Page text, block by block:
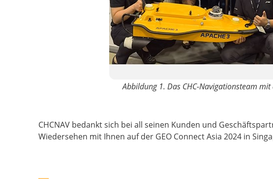
Abbildung 1. Das CHC-Navigationsteam
CHCNAV bedankt sich bei all seinen Kunden und
Wiedersehen mit Ihnen auf der GEO Connect Asia 2024 in